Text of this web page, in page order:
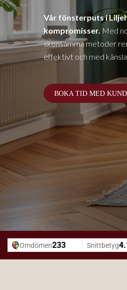
Vår fönsterputs i
kompromisser. Med
skonsamma metoder
effektivt och med
BOKA TID MED